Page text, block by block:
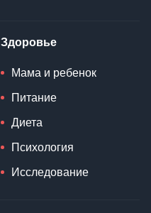
Здоровье
Мама и ребенок
Питание
Диета
Психология
Исследование